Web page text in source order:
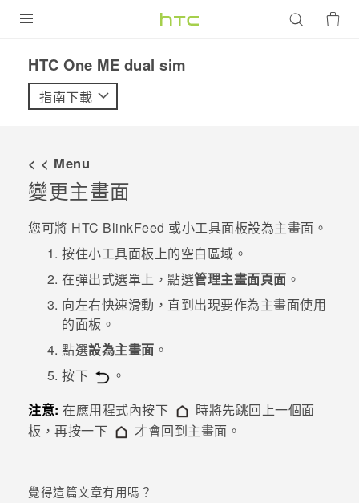
VIVE
配件
優惠專區
焦點訊息
校園專案
企業採購
銷售門市
銷售通路
VIVELAND
HTC One ME dual sim‎
指南下載
< < Menu
變更主畫面
您可將 HTC BlinkFeed 或小工具面板設為主畫面。
按住小工具面板上的空白區域。
在彈出式選單上，點選管理主畫面頁面 。
向左右快速滑動，直到出現要作為主畫面使用
的面板。
點選設為主畫面 。
按下
。
注意: 在應用程式內按下
時將先跳回上一個面
板，再按一下
才會回到主畫面。
覺得這篇文章有用嗎？